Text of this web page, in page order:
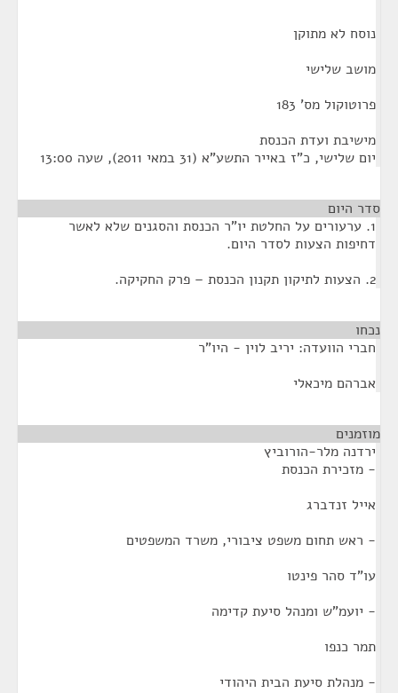
נוסח לא מתוקן
מושב שלישי
פרוטוקול מס' 183
מישיבת ועדת הכנסת
יום שלישי, כ"ז באייר התשע"א (31 במאי 2011), שעה 13:00
סדר היום
1. ערעורים על החלטת יו"ר הכנסת והסגנים שלא לאשר
דחיפות הצעות לסדר היום.
2. הצעות לתיקון תקנון הכנסת – פרק החקיקה.
נכחו
חברי הוועדה: יריב לוין - היו"ר
אברהם מיכאלי
מוזמנים
ירדנה מלר-הורוביץ
- מזכירת הכנסת
אייל זנדברג
- ראש תחום משפט ציבורי, משרד המשפטים
עו"ד סהר פינטו
- יועמ"ש ומנהל סיעת קדימה
תמר כנפו
- מנהלת סיעת הבית היהודי